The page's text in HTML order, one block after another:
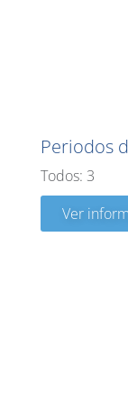
Periodos
Todos: 3
Ver